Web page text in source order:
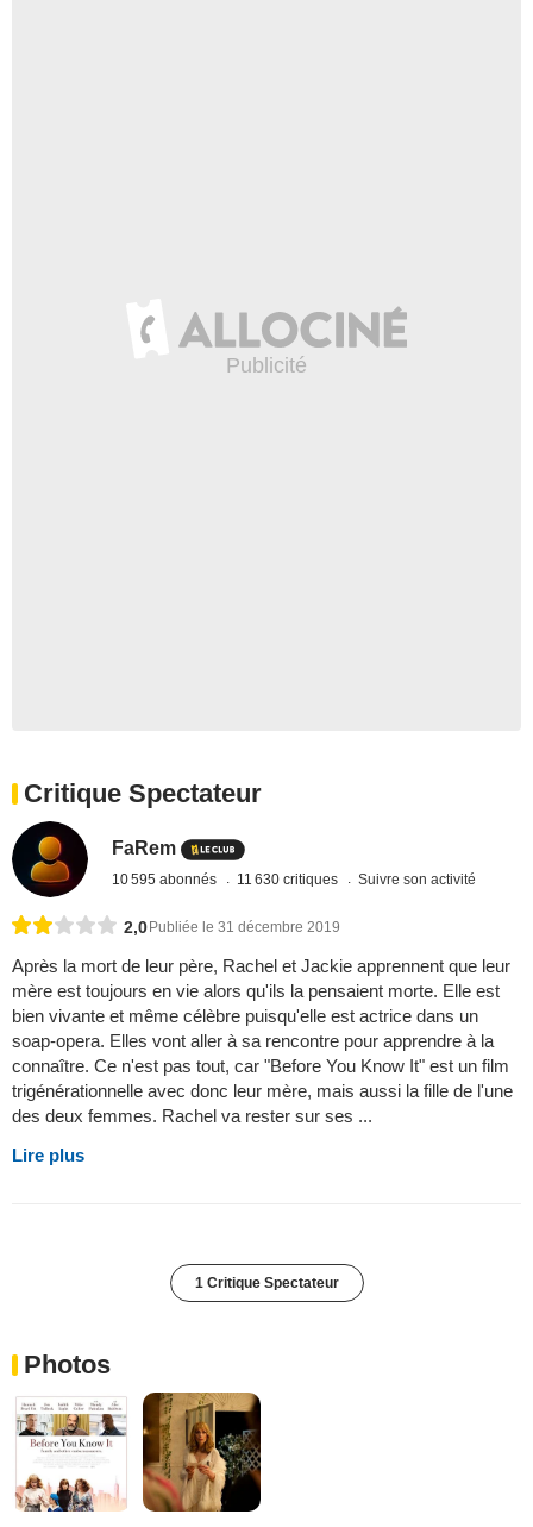
Critique Spectateur
FaRem
10 595 abonnés 11 630 critiques Suivre son activité
2,0 Publiée le 31 décembre 2019
Après la mort de leur père, Rachel et Jackie apprennent que leur
mère est toujours en vie alors qu'ils la pensaient morte. Elle est
bien vivante et même célèbre puisqu'elle est actrice dans un
soap-opera. Elles vont aller à sa rencontre pour apprendre à la
connaître. Ce n'est pas tout, car "Before You Know It" est un film
trigénérationnelle avec donc leur mère, mais aussi la fille de l'une
des deux femmes. Rachel va rester sur ses ...
Lire plus
1 Critique Spectateur
Photos